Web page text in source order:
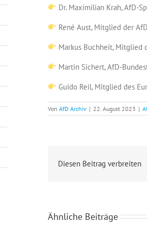
Dr. Maximilian Krah, AfD-
René Aust, Mitglied der
Markus Buchheit, Mitglied
Martin Sichert, AfD-
Guido Reil, Mitglied des
Von AfD Archiv | 22. August 2023 |
Diesen Beitrag verbreiten
Ähnliche Beiträge